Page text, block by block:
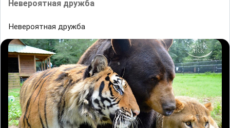
Невероятная дружба
Невероятная дружба